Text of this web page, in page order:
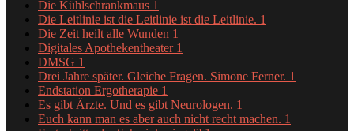
Die Kühlschrankmaus 1
Die Leitlinie ist die Leitlinie ist die Leitlinie. 1
Die Zeit heilt alle Wunden 1
Digitales Apothekentheater 1
DMSG 1
Drei Jahre später. Gleiche Fragen. Simone Ferner. 1
Endstation Ergotherapie 1
Es gibt Ärzte. Und es gibt Neurologen. 1
Euch kann man es aber auch nicht recht machen. 1